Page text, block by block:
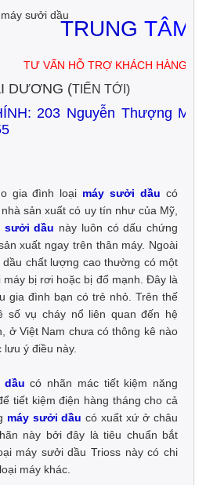
sưởi dầu
TRUNG TÂM
TƯ VẤN HỖ TRỢ KHÁCH HÀNG
DƯƠNG (TIẾN TỚI)
203 Nguyễn Thượng
gia đình loại máy sưởi dầu có
sản xuất có uy tín như của Mỹ,
sưởi dầu này luôn có dấu chứng
xuất ngay trên thân máy. Ngoài
chất lượng cao thường có một
bị rơi hoặc bị đổ mạnh. Đây là
gia đình bạn có trẻ nhỏ. Trên thế
số vụ cháy nổ liên quan đến hệ
ở Việt Nam chưa có thông kê nào
ý điều này.
dầu có nhãn mác tiết kiệm năng
tiết kiệm điện hàng tháng cho cả
máy sưởi dầu có xuất xứ ở châu
này bởi đây là tiêu chuẩn bắt
máy sưởi dầu Trioss này có chi
máy khác.